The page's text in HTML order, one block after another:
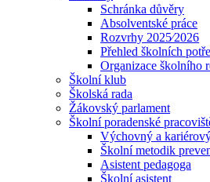
Schránka důvěry
Absolventské práce
Rozvrhy 2025⁄2026
Přehled školních
Organizace školního
Školní klub
Školská rada
Žákovský parlament
Školní poradenské
Výchovný a
Školní metodik
Asistent pedagoga
Školní asistent